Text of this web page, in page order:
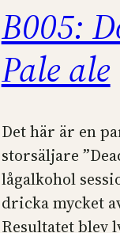
B005:
Pale ale
Det här är en
storsäljare
lågalkohol
dricka mycket
Resultatet blev